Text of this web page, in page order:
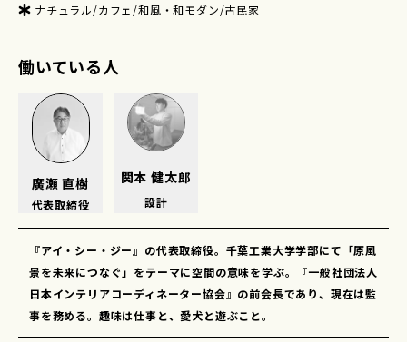
ナチュラル/カフェ/和風・和モダン/古民家
働いている人
廣瀬 直樹
代表取締役
関本 健太郎
設計
『アイ・シー・ジー』の代表取締役。千葉工業大学学部にて「原風
景を未来につなぐ」をテーマに空間の意味を学ぶ。『一般社団法人
日本インテリアコーディネーター協会』の前会長であり、現在は監
事を務める。趣味は仕事と、愛犬と遊ぶこと。